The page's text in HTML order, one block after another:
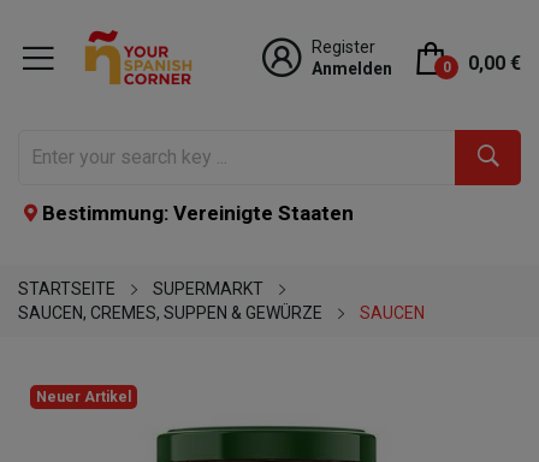
Register
Anmelden
0 0,00 €
Bestimmung: Vereinigte Staaten
STARTSEITE
SUPERMARKT
SAUCEN, CREMES, SUPPEN & GEWÜRZE
SAUCEN
Neuer Artikel